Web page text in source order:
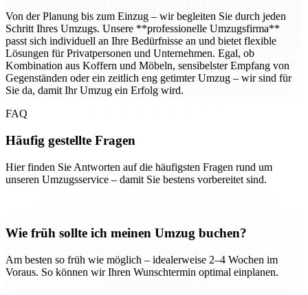
Von der Planung bis zum Einzug – wir begleiten Sie durch jeden
Schritt Ihres Umzugs. Unsere **professionelle Umzugsfirma**
passt sich individuell an Ihre Bedürfnisse an und bietet flexible
Lösungen für Privatpersonen und Unternehmen. Egal, ob
Kombination aus Koffern und Möbeln, sensibelster Empfang von
Gegenständen oder ein zeitlich eng getimter Umzug – wir sind für
Sie da, damit Ihr Umzug ein Erfolg wird.
FAQ
Häufig gestellte Fragen
Hier finden Sie Antworten auf die häufigsten Fragen rund um
unseren Umzugsservice – damit Sie bestens vorbereitet sind.
Wie früh sollte ich meinen Umzug buchen?
Am besten so früh wie möglich – idealerweise 2–4 Wochen im
Voraus. So können wir Ihren Wunschtermin optimal einplanen.